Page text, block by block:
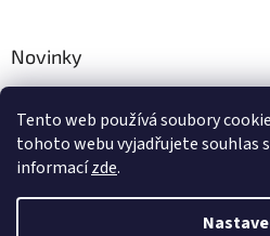
Tento web používá soubory
tohoto webu vyjadřujete souhlas
informacízde.
Novinky
zahradu, chov i domácnost